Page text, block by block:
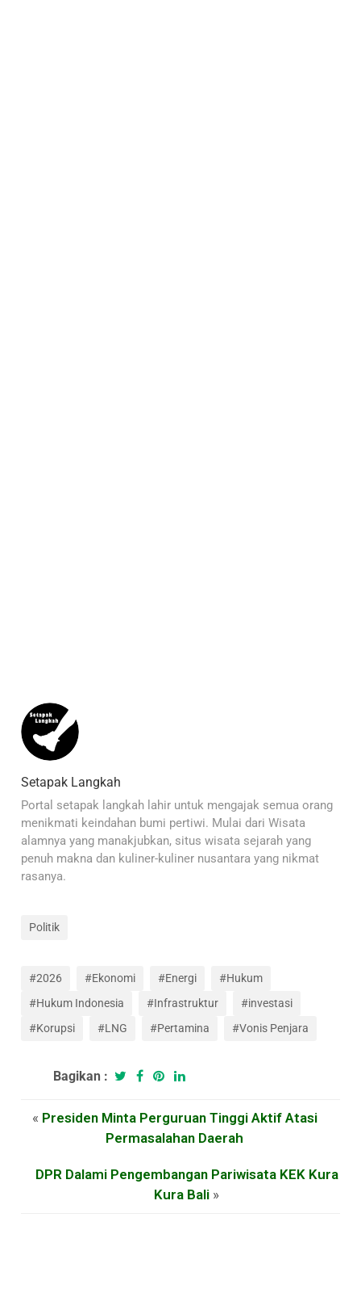
Setapak Langkah
Portal setapak langkah lahir untuk mengajak semua orang
menikmati keindahan bumi pertiwi. Mulai dari Wisata
alamnya yang manakjubkan, situs wisata sejarah yang
penuh makna dan kuliner-kuliner nusantara yang nikmat
rasanya.
Politik
#2026 #Ekonomi #Energi
#Hukum
#Hukum Indonesia
#Infrastruktur
#investasi
#Korupsi
#LNG #Pertamina #Vonis Penjara
Bagikan :
« Presiden Minta Perguruan Tinggi Aktif Atasi
Permasalahan Daerah
DPR Dalami Pengembangan Pariwisata KEK Kura
Kura Bali »